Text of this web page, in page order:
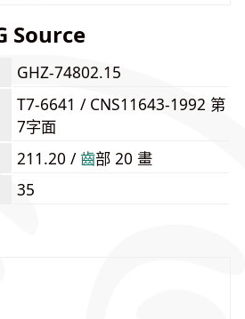
Source
GHZ-74802.15
T7-6641 / CNS11643-1992 第
7字面
211.20 / ⿒部 20 畫
35